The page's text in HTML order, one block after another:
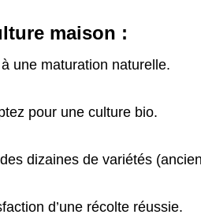
maison :
une maturation naturelle.
pour une culture bio.
dizaines de variétés
d’une récolte réussie.